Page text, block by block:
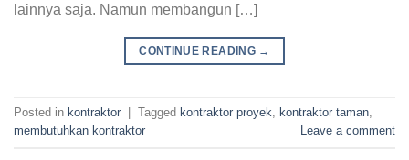
lainnya saja. Namun membangun […]
CONTINUE READING →
Posted in kontraktor Tagged kontraktor proyek, kontraktor taman,
membutuhkan kontraktor
Leave a comment